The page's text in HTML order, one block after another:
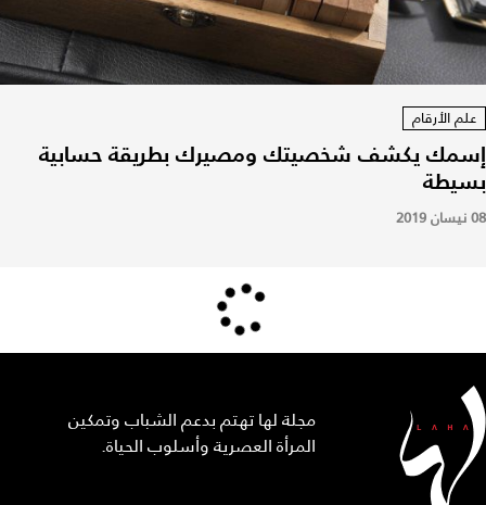
علم الأرقام
إسمك يكشف شخصيتك ومصيرك بطريقة حسابية
بسيطة
08 نيسان 2019
مجلة لها تهتم بدعم الشباب وتمكين
المرأة العصرية وأسلوب الحياة.